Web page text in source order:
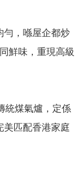
勻，喺屋企都炒
鮮味，重現高級
統煤氣爐，定係
美匹配香港家庭